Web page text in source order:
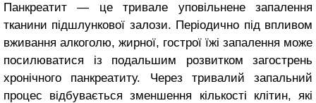
Панкреатит ― це тривале уповільнене запалення
тканини підшлункової залози. Періодично під впливом
вживання алкоголю, жирної, гострої їжі запалення може
посилю­ватися із подальшим розвитком за­гострень
хронічного панкреатиту. Через тривалий запальний
процес відбувається зменшення кількості клітин, які